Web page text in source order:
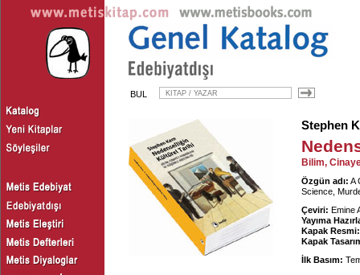
BUL
Stephen
Bilim,
Özgün adı: A
Science,
Çeviri: Emine
Yayıma
Kapak Resmi:
Kapak
İlk Basım: